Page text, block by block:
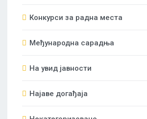
Конкурси за радна места
Међународна сарадња
На увид јавности
Најаве догађаја